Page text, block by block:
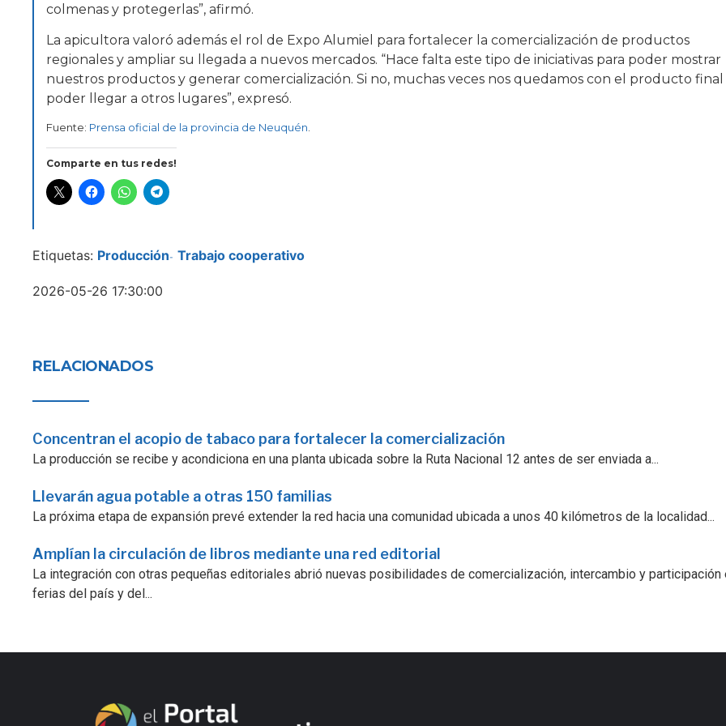
colmenas y protegerlas”, afirmó.
La apicultora valoró además el rol de Expo Alumiel para fortalecer la comercialización de productos
regionales y ampliar su llegada a nuevos mercados. “Hace falta este tipo de iniciativas para poder mostrar
nuestros productos y generar comercialización. Si no, muchas veces nos quedamos con el producto final
poder llegar a otros lugares”, expresó.
Fuente: Prensa oficial de la provincia de Neuquén.
Comparte en tus redes!
Etiquetas: Producción- Trabajo cooperativo
2026-05-26 17:30:00
RELACIONADOS
Concentran el acopio de tabaco para fortalecer la comercialización
La producción se recibe y acondiciona en una planta ubicada sobre la Ruta Nacional 12 antes de ser enviada a...
Llevarán agua potable a otras 150 familias
La próxima etapa de expansión prevé extender la red hacia una comunidad ubicada a unos 40 kilómetros de la localidad...
Amplían la circulación de libros mediante una red editorial
La integración con otras pequeñas editoriales abrió nuevas posibilidades de comercialización, intercambio y participación
ferias del país y del...